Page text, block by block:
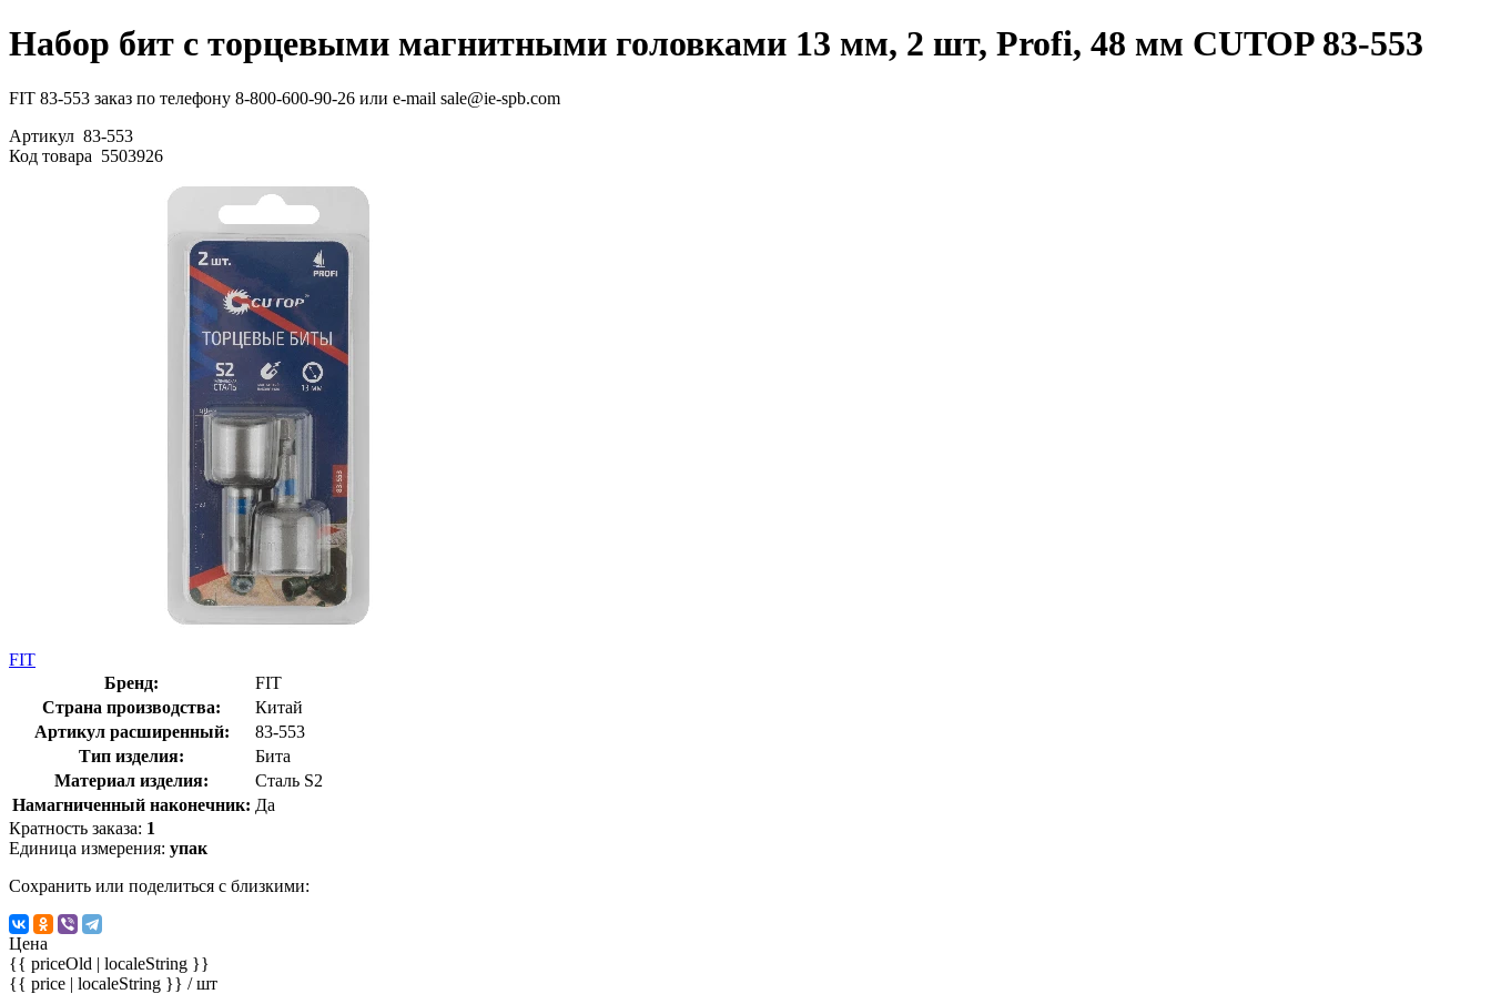
Набор бит с торцевыми магнитными головками 13 мм, 2 шт, Profi, 48 мм CUTOP 83-553
FIT 83-553 заказ по телефону 8-800-600-90-26 или e-mail sale@ie-spb.com
Артикул 83-553
Код товара 5503926
FIT
Бренд:
FIT
Страна производства:
Китай
Артикул расширенный:
83-553
Тип изделия:
Бита
Материал изделия:
Сталь S2
Намагниченный наконечник: Да
Кратность заказа: 1
Единица измерения: упак
Сохранить или поделиться с близкими:
Цена
{{ priceOld | localeString }}
{{ price | localeString }} / шт